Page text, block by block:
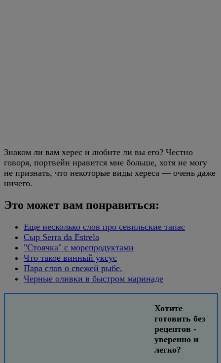
Знаком ли вам херес и любите ли вы его? Честно
говоря, портвейн нравится мне больше, хотя не могу
не признать, что некоторые виды хереса — очень даже
ничего.
Это может вам понравиться:
Еще несколько слов про севильские тапас
Сыр Serra da Estrela
"Стоячка" с морепродуктами
Что такое винный уксус
Пара слов о свежей рыбе.
Черные оливки в быстром маринаде
Хотите
готовить без
рецептов -
уверенно и
легко?